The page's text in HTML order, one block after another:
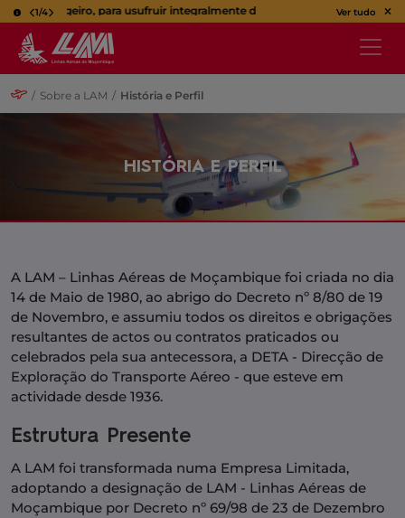
1/4
Passageiro, para usufruir integralmente da sua viagem, utilize o bilhete
Ver tudo
/ Sobre a LAM / História e Perfil
HISTÓRIA E PERFIL
A LAM – Linhas Aéreas de Moçambique foi criada no dia
14 de Maio de 1980, ao abrigo do Decreto nº 8/80 de 19
de Novembro, e assumiu todos os direitos e obrigações
resultantes de actos ou contratos praticados ou
celebrados pela sua antecessora, a DETA - Direcção de
Exploração do Transporte Aéreo - que esteve em
actividade desde 1936.
Estrutura Presente
A LAM foi transformada numa Empresa Limitada,
adoptando a designação de LAM - Linhas Aéreas de
Moçambique por Decreto nº 69/98 de 23 de Dezembro